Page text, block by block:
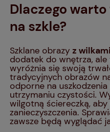
Dlaczego
na szkle?
Szklane obrazy z
dodatek do wnętrza,
wyróżnia się swoją
tradycyjnych obrazów
odporne na uszkodzenia
utrzymaniu czystości.
wilgotną ściereczką, aby
zanieczyszczenia.
zawsze będą wyglądać